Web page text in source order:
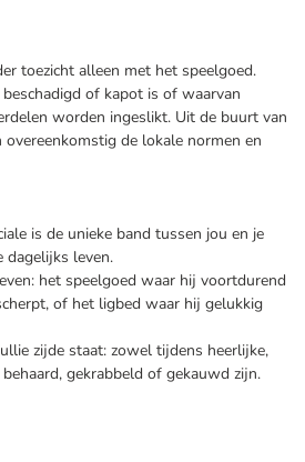
toezicht alleen met het speelgoed.
of kapot is of waarvan
worden ingeslikt. Uit de buurt van
de lokale normen en
is de unieke band tussen jou en je
dagelijks leven.
het speelgoed waar hij voortdurend
of het ligbed waar hij gelukkig
zijde staat: zowel tijdens heerlijke,
gekrabbeld of gekauwd zijn.